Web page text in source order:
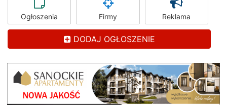
Ogłoszenia Firmy Reklama
DODAJ OGŁOSZENIE